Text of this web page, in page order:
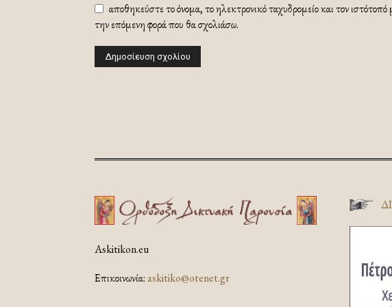
αποθηκεύστε το όνομα, το ηλεκτρονικό ταχυδρομείο και τον
την επόμενη φορά που θα σχολιάσω.
Askitikon.eu
Επικοινωνία:askitiko@otenet.gr